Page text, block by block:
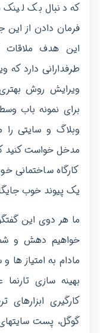
که دنبال بک
فرمان دادن از
این هدف ملاقات
طرفدارانی دارد که
ویرایش روش
برای نمونه باب
وبلاگ و سایتی را
مدخل خواست کنید
کارگاه ساختمانی
یک پیوند خوب
ما هر دوی این
خواهیم دهش و شما
مادام به امتیاز ها
بهینه سازی
کارگیری ابزارهای
گوگل، پست­